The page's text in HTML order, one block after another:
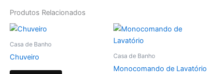
Produtos Relacionados
Casa de Banho
Chuveiro Casa de Banho
Monocomando de Lavatório